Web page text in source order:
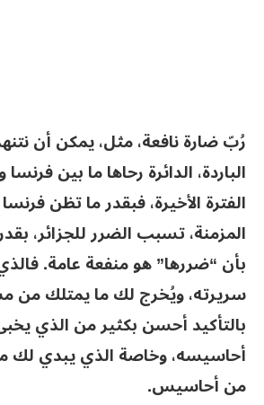
رُبّ ضارة نافعة، مثل، يمكن أن
الباردة، الدائرة رحاها ما بين فرنسا
الفترة الأخيرة، فبقدر ما تظن فرنسا
المزمنة، تسبب الضرر للجزائر،
بأن “ضررها” هو منفعة عامة.
سريرته، ويُخرج لك ما يمتلك من
بالتأكيد أحسن بكثير من الذي
أحاسيسه، وخاصة الذي يبدي لك
من أحاسيس.